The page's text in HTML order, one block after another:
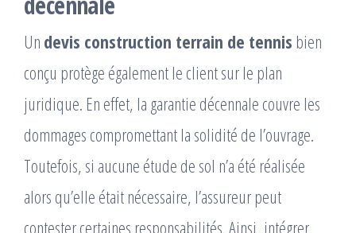
Un devis construction terrain de tennis bien
conçu protège également le client sur le plan
juridique. En effet, la garantie décennale couvre les
dommages compromettant la solidité de l’ouvrage.
Toutefois, si aucune étude de sol n’a été réalisée
alors qu’elle était nécessaire, l’assureur peut
contester certaines responsabilités. Ainsi, intégrer